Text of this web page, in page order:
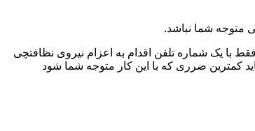
متوجه شما نباشد.
با یک شماره تلفن اقدام به اعزام نیروی نظافتچی
کمترین ضرری که با این کار متوجه شما شود